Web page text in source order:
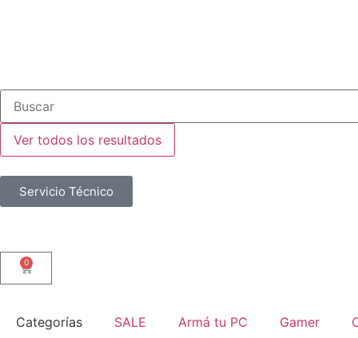
Ver todos los resultados
Servicio Técnico
0
Categorías SALE Armá tu PC Gamer